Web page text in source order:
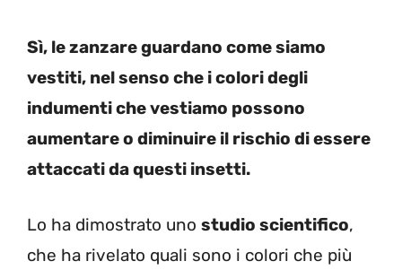
Sì, le zanzare guardano come siamo
vestiti, nel senso che i colori degli
indumenti che vestiamo possono
aumentare o diminuire il rischio di essere
attaccati da questi insetti.
Lo ha dimostrato uno studio scientifico,
che ha rivelato quali sono i colori che più